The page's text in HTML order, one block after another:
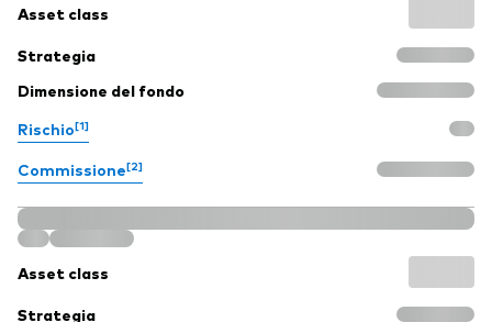
Asset class
Strategia
Dimensione del fondo
Rischio[1]
Commissione[2]
Asset class
Strategia